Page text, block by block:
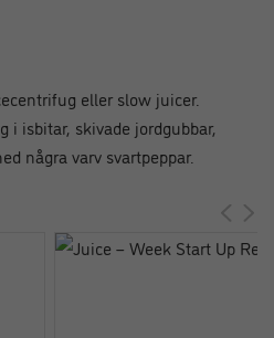
eller slow juicer.
i isbitar, skivade jordgubbar,
några varv svartpeppar.